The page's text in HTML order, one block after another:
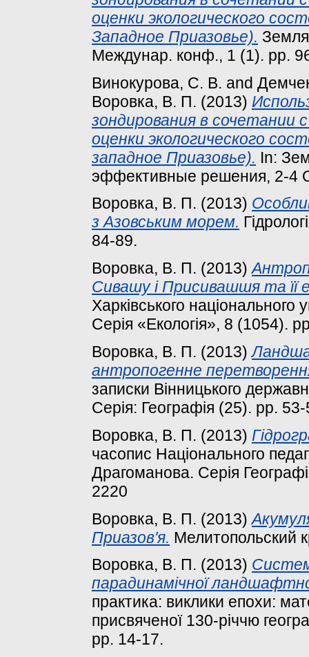
оценки экологического
Западное Приазовье).
Междунар. конф., 1 (1). pp.
Винокурова, С. В. and
Воровка, В. П. (2013)
зондирования в сочетании
оценки экологического
западное Приазовье). In:
эффективные решения, 2-4
Воровка, В. П. (2013)
з Азовським морем.
84-89.
Воровка, В. П. (2013)
Сивашу і Присивашшя та її
Харківського національного
Серія «Екологія», 8 (1054).
Воровка, В. П. (2013)
антропогенне
записки Вінницького
Серія: Географія (25). pp.
Воровка, В. П. (2013)
часопис Національного
Драгоманова. Серія
2220
Воровка, В. П. (2013)
Приазов'я. Мелитопольский
Воровка, В. П. (2013)
парадинамічної
практика: виклики епохи:
присвяченої 130-річчю
pp. 14-17.